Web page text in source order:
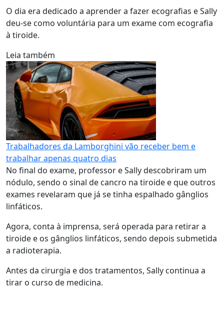
O dia era dedicado a aprender a fazer ecografias e Sally
deu-se como voluntária para um exame com ecografia
à tiroide.
Leia também
Trabalhadores da Lamborghini vão receber bem e
trabalhar apenas quatro dias
No final do exame, professor e Sally descobriram um
nódulo, sendo o sinal de cancro na tiroide e que outros
exames revelaram que já se tinha espalhado gânglios
linfáticos.
Agora, conta à imprensa, será operada para retirar a
tiroide e os gânglios linfáticos, sendo depois submetida
a radioterapia.
Antes da cirurgia e dos tratamentos, Sally continua a
tirar o curso de medicina.